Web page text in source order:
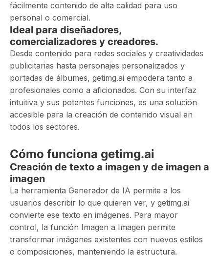
fácilmente contenido de alta calidad para uso
personal o comercial.
Ideal para diseñadores,
comercializadores y creadores.
Desde contenido para redes sociales y creatividades
publicitarias hasta personajes personalizados y
portadas de álbumes, getimg.ai empodera tanto a
profesionales como a aficionados. Con su interfaz
intuitiva y sus potentes funciones, es una solución
accesible para la creación de contenido visual en
todos los sectores.
Cómo funciona getimg.ai
Creación de texto a imagen y de imagen a
imagen
La herramienta Generador de IA permite a los
usuarios describir lo que quieren ver, y getimg.ai
convierte ese texto en imágenes. Para mayor
control, la función Imagen a Imagen permite
transformar imágenes existentes con nuevos estilos
o composiciones, manteniendo la estructura.